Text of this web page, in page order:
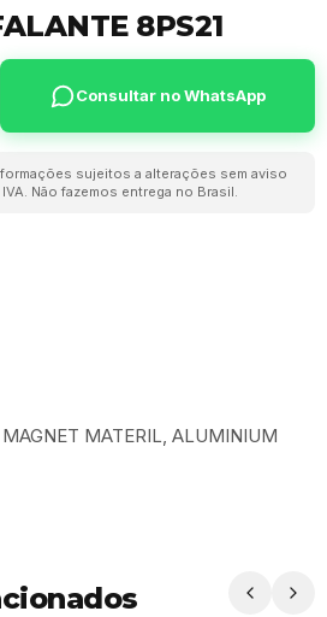
8PS21
Consultar no WhatsApp
sujeitos a alterações sem aviso
Não fazemos entrega no Brasil.
MATERIL, ALUMINIUM